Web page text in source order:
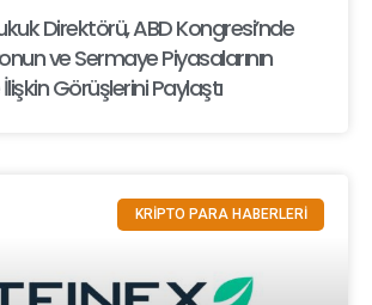
Direktörü, ABD Kongresi’nde
ve Sermaye Piyasalarının
Görüşlerini Paylaştı
KRİPTO PARA HABERLERİ